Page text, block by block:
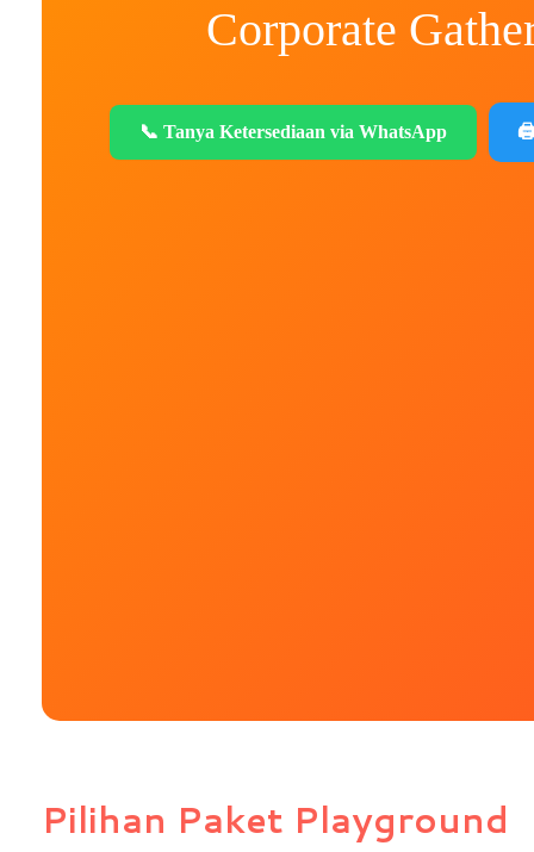
Corporate
📞 Tanya Ketersediaan via WhatsApp 🖨️
Pilihan Paket Playground